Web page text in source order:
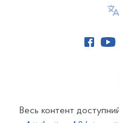
Весь контент